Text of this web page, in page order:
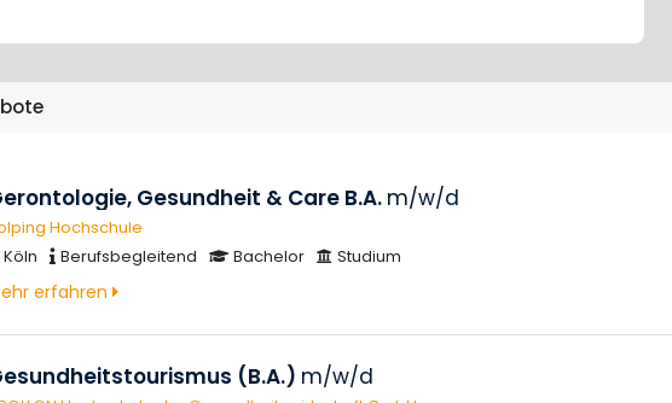
Gesundheit & Care B.A. m/w/d
Hochschule
Köln
Berufsbegleitend Bachelor Studium
erfahren
(B.A.) m/w/d